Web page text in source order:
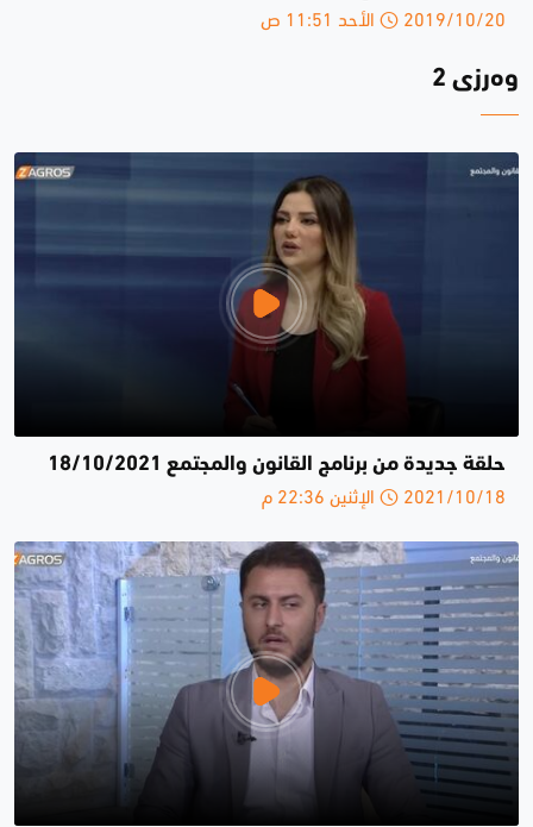
2019/10/20 الأحد 11:51 ص
وەرزی 2
حلقة جديدة من برنامج القانون والمجتمع 18/10/2021
2021/10/18 الإثنين 22:36 م